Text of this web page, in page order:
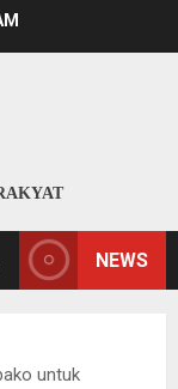
NEWS
untuk